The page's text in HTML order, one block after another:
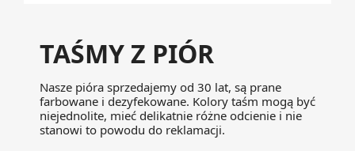
TAŚMY Z PIÓR
Nasze pióra sprzedajemy od 30 lat, są prane
farbowane i dezyfekowane. Kolory taśm mogą być
niejednolite, mieć delikatnie różne odcienie i nie
stanowi to powodu do reklamacji.